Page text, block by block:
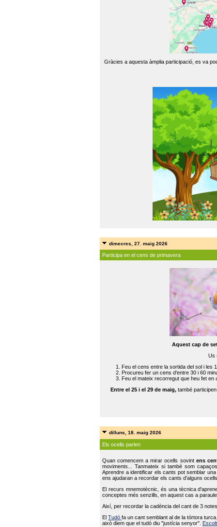
Gràcies a aquesta àmplia participació, es va
dimecres, 27. maig 2026
Participa en el cens de primavera
Aquest cap de
Us
Feu el cens entre la sortida del sol i les
Procureu fer un cens d'entre 30 i 60
Feu el mateix recorregut que heu fet en
Entre el 25 i el 29 de maig, també
dilluns, 18. maig 2026
Els ocells parlen
Quan comencem a mirar ocells sovint ens
moviments... Tanmateix si també som
Aprendre a identificar els cants pot semblar
ens ajudaran a recordar els cants d’alguns
El recurs mnemotècnic, és una tècnica
conceptes més senzills, en aquest cas a
Així, per recordar la cadència del cant de 3
ElTudófa un cant semblant al de la tórtora
això diem que el tudó diu "justícia senyor".